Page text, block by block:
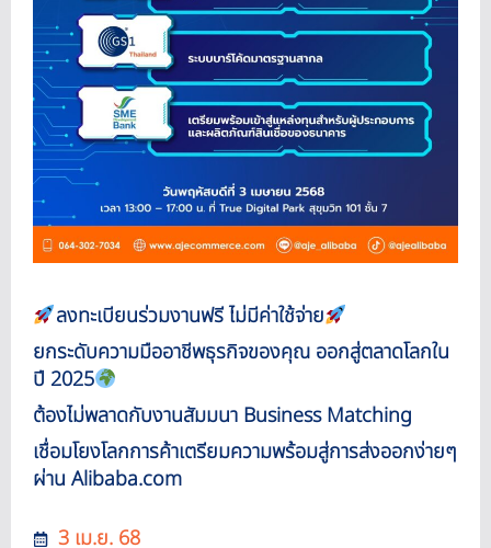
ลงทะเบียนร่วมงานฟรี ไม่มีค่าใช้จ่าย
ยกระดับความมืออาชีพธุรกิจของคุณ ออกสู่ตลาดโลกใน
ปี 2025
ต้องไม่พลาดกับงานสัมมนา Business Matching
เชื่อมโยงโลกการค้าเตรียมความพร้อมสู่การส่งออกง่ายๆ
ผ่าน Alibaba.com
3 เม.ย. 68